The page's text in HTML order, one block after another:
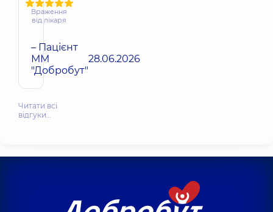
Враження
від лікаря
– Пацієнт
ММ
"Добробут"
28.06.2026
Читати всі
відгуки…